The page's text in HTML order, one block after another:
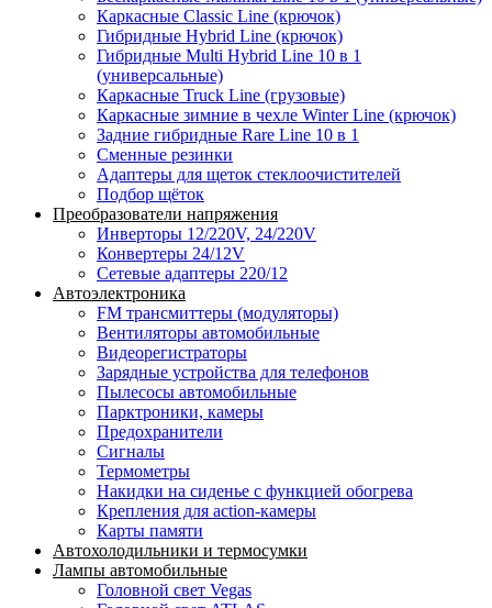
Каркасные Classic Line (крючок)
Гибридные Hybrid Line (крючок)
Гибридные Multi Hybrid Line 10 в 1
(универсальные)
Каркасные Truck Line (грузовые)
Каркасные зимние в чехле Winter Line (крючок)
Задние гибридные Rare Line 10 в 1
Сменные резинки
Адаптеры для щеток стеклоочистителей
Подбор щёток
Преобразователи напряжения
Инверторы 12/220V, 24/220V
Конвертеры 24/12V
Сетевые адаптеры 220/12
Автоэлектроника
FM трансмиттеры (модуляторы)
Вентиляторы автомобильные
Видеорегистраторы
Зарядные устройства для телефонов
Пылесосы автомобильные
Парктроники, камеры
Предохранители
Сигналы
Термометры
Накидки на сиденье с функцией обогрева
Крепления для action-камеры
Карты памяти
Автохолодильники и термосумки
Лампы автомобильные
Головной свет Vegas